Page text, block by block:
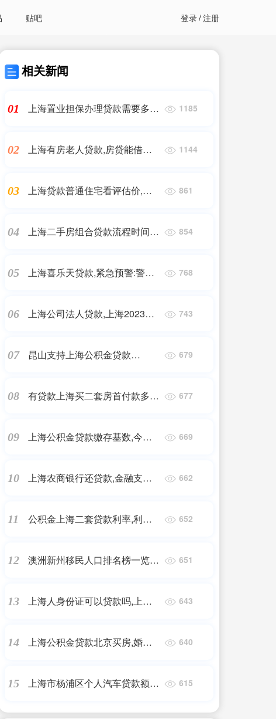
贴吧 登录/注册
相关新闻
01
上海置业担保办理贷款需要多
1185
02
上海有房老人贷款,房贷能借到
1144
03
上海贷款普通住宅看评估价,上
861
04
上海二手房组合贷款流程时间,
854
05
上海喜乐天贷款,紧急预警:警惕
768
06
上海公司法人贷款,上海2023年
743
07
昆山支持上海公积金贷款
房贷
679
08
有贷款上海买二套房首付款多
677
09
上海公积金贷款缴存基数,今起
669
10
上海农商银行还贷款,金融支
662
11
公积金上海二套贷款利率,利率
652
12
澳洲新州移民人口排名榜一览表
651
13
上海人身份证可以贷款吗,上海
643
14
上海公积金贷款北京买房,婚姻
640
15
上海市杨浦区个人汽车贷款额度
税评估价上涨，房贷额度相应提
615